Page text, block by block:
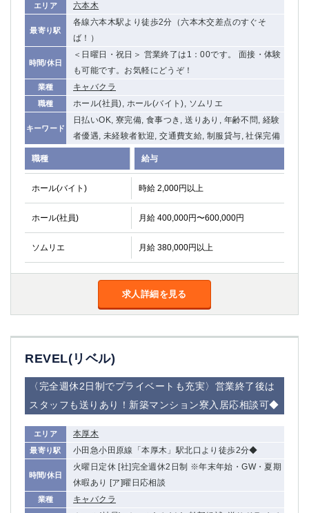
エリア 六本木
最寄り駅
各線六本木駅より徒歩2分（六本木交差点のすぐそ
ば！）
時間/休日
＜日曜日・祝日＞ 営業終了は1：00です。 面接・体験
も可能です。お気軽にどうぞ！
業種 キャバクラ
職種 ホール(社員), ホール(バイト), ソムリエ
キーワード
日払いOK, 寮完備, 食事つき, 送りあり, 年齢不問, 経験
者優遇, 未経験者歓迎, 交通費支給, 制服貸与, 社保完備
職種 給与
ホール(バイト) 時給 2,000円以上
ホール(社員) 月給 400,000円〜600,000円
ソムリエ 月給 380,000円以上
求人詳細を見る
REVEL(リベル)
〈完全週休2日制でプライベートも充実〉営業終了後は
スタッフも送りあり！新築マンション寮入居応相談可◆
エリア 本厚木
最寄り駅 小田急小田原線「本厚木」駅北口より徒歩2分◆
時間/休日
火曜日定休 [社]完全週休2日制 ※年末年始・GW・夏期
休暇あり [ア]曜日応相談
業種 キャバクラ
船橋
成田
千葉
西船橋
柏（西口）
柏（東口）
下総中山
茂原
松戸
八千代台
本八幡
東金
浦安
宇都宮
小山
茨城県
ひたち野うしく
高崎
該当求人 0件 選択した内容で設定